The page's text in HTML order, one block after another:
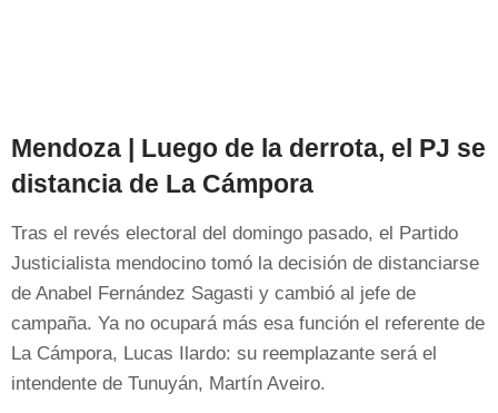
Mendoza | Luego de la derrota, el PJ se
distancia de La Cámpora
Tras el revés electoral del domingo pasado, el Partido
Justicialista mendocino tomó la decisión de distanciarse
de Anabel Fernández Sagasti y cambió al jefe de
campaña. Ya no ocupará más esa función el referente de
La Cámpora, Lucas Ilardo: su reemplazante será el
intendente de Tunuyán, Martín Aveiro.